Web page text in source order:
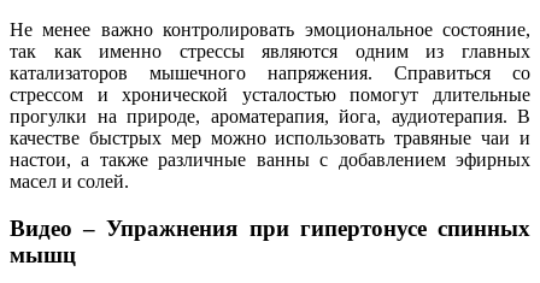
Не менее важно контролировать эмоциональное состояние,
так как именно стрессы являются одним из главных
катализаторов мышечного напряжения. Справиться со
стрессом и хронической усталостью помогут длительные
прогулки на природе, ароматерапия, йога, аудиотерапия. В
качестве быстрых мер можно использовать травяные чаи и
настои, а также различные ванны с добавлением эфирных
масел и солей.
Видео – Упражнения при гипертонусе спинных
мышц